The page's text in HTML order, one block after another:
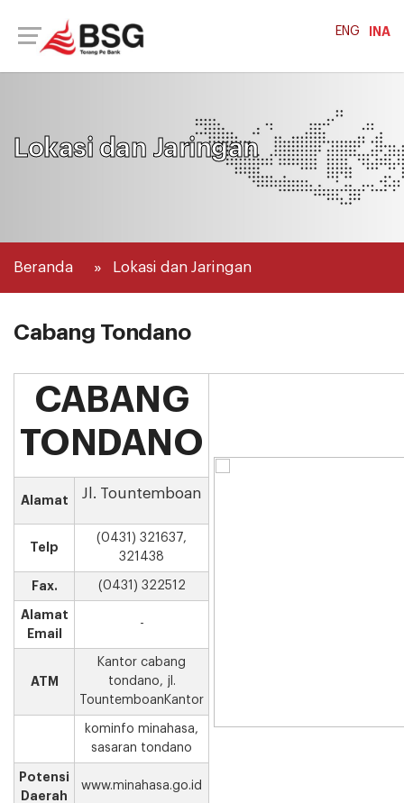
INA
ENG
Lokasi dan Jaringan
Beranda Lokasi dan Jaringan
Cabang Tondano
CABANG
TONDANO
Alamat Jl. Tountemboan
Telp
(0431) 321637,
321438
Fax. (0431) 322512
Alamat
Email
-
ATM
Kantor cabang
tondano, jl.
TountemboanKantor
kominfo minahasa,
sasaran tondano
Potensi
Daerah
www.minahasa.go.id